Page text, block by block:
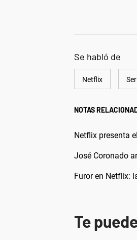
Se habló de
Netflix
NOTAS
Netflix presenta
José Coronado
Furor en Netflix:
Te